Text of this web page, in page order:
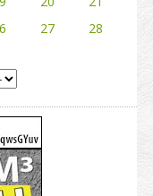
27
28